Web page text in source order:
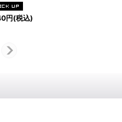
円(税込)